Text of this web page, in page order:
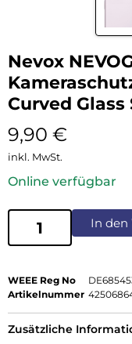
Nevox
Curved Glass
9,90 €
inkl. MwSt.
Online verfügbar
In den
WEEE Reg No
Artikelnummer
Zusätzliche